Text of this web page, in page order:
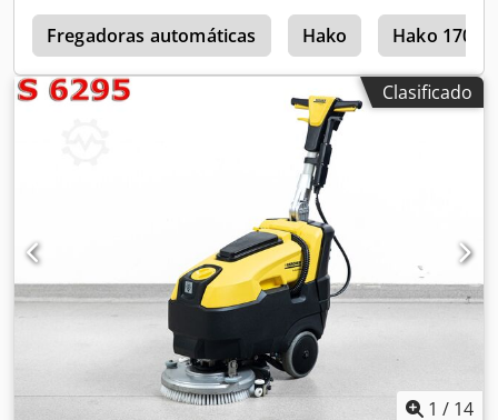
Peso: aproximadamente 20 kg - Maletín de transporte
Fregadoras automáticas Hako Hako 1700
Clasificado
1 / 14